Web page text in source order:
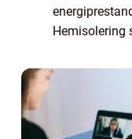
Hemisolering